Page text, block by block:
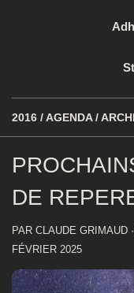
2016 /AGENDA /
DE
PAR CLAUDE GRIMAUD
FÉVRIER 2025